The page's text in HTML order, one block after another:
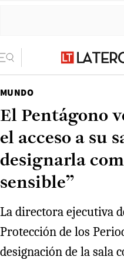
MUNDO
El Pentágono
el acceso a su
designarla
sensible”
La directora ejecutiva
Protección de los
designación de la sala